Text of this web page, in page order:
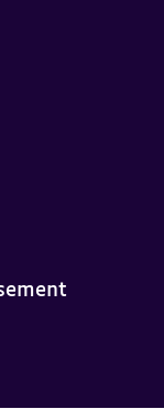
page Facebook